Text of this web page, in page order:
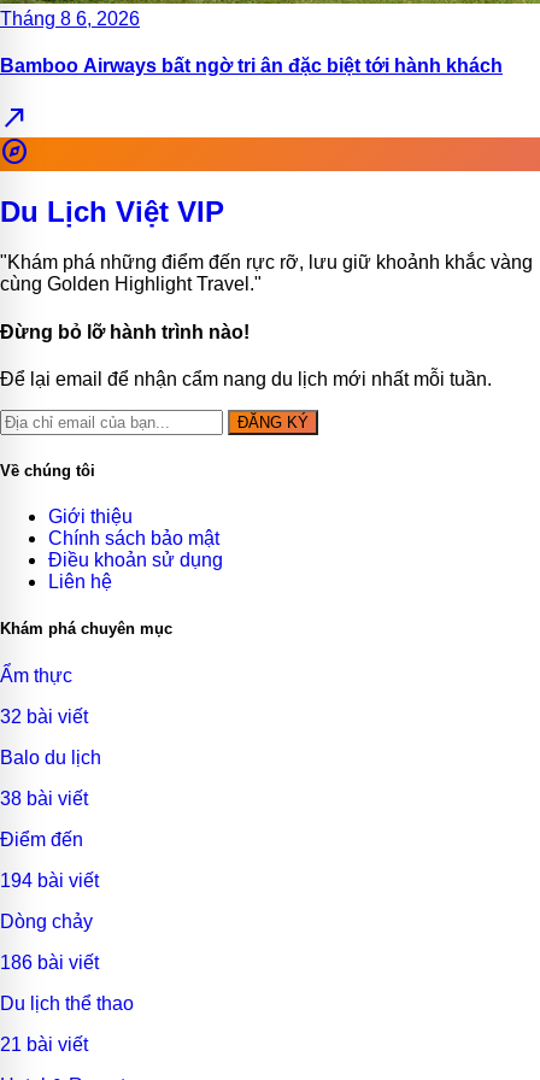
Tháng 8 6, 2026
Bamboo Airways bất ngờ tri ân đặc biệt tới hành khách
north_east
explore
Du Lịch Việt VIP
"Khám phá những điểm đến rực rỡ, lưu giữ khoảnh khắc vàng
cùng Golden Highlight Travel."
Đừng bỏ lỡ hành trình nào!
Để lại email để nhận cẩm nang du lịch mới nhất mỗi tuần.
ĐĂNG KÝ
Về chúng tôi
Giới thiệu
Chính sách bảo mật
Điều khoản sử dụng
Liên hệ
Khám phá chuyên mục
Ẩm thực
32 bài viết
Balo du lịch
38 bài viết
Điểm đến
194 bài viết
Dòng chảy
186 bài viết
Du lịch thể thao
21 bài viết